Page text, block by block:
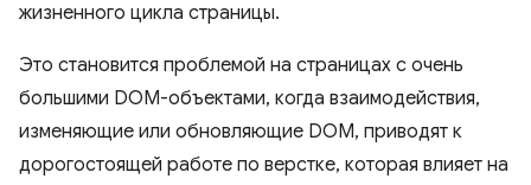
жизненного цикла страницы.
Это становится проблемой на страницах с очень
большими DOM-объектами, когда взаимодействия,
изменяющие или обновляющие DOM, приводят к
дорогостоящей работе по верстке, которая влияет на